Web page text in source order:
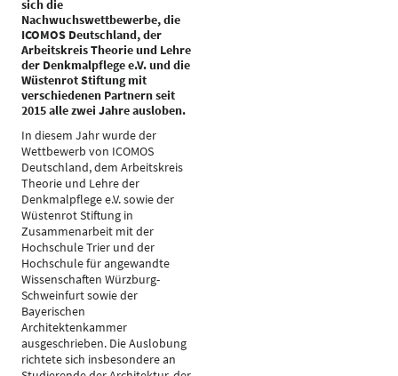
sich die
Nachwuchswettbewerbe, die
ICOMOS Deutschland, der
Arbeitskreis Theorie und Lehre
der Denkmalpflege e.V. und die
Wüstenrot Stiftung mit
verschiedenen Partnern seit
2015 alle zwei Jahre ausloben.
In diesem Jahr wurde der
Wettbewerb von ICOMOS
Deutschland, dem Arbeitskreis
Theorie und Lehre der
Denkmalpflege e.V. sowie der
Wüstenrot Stiftung in
Zusammenarbeit mit der
Hochschule Trier und der
Hochschule für angewandte
Wissenschaften Würzburg-
Schweinfurt sowie der
Bayerischen
Architektenkammer
ausgeschrieben. Die Auslobung
richtete sich insbesondere an